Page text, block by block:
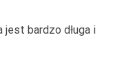
jest bardzo długa i